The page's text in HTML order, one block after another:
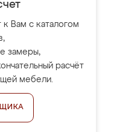
Вам с каталогом
замеры,
расчёт
мебели.